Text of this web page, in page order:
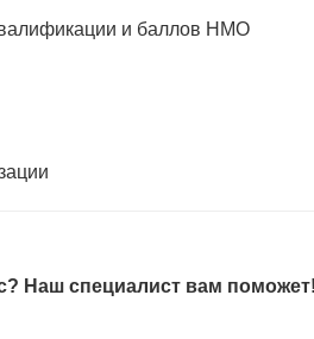
и баллов НМО
Наш специалист вам поможет!